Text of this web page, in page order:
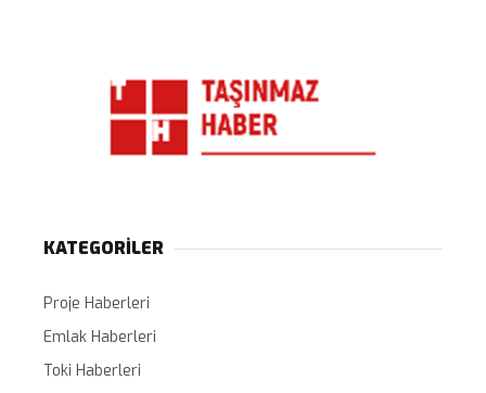
KATEGORİLER
Proje Haberleri
Emlak Haberleri
Toki Haberleri